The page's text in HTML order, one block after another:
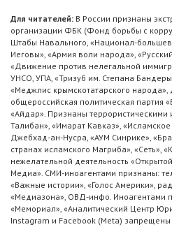
Для читателей: В России признаны
организации ФБК (Фонд борьбы с
Штабы Навального, «Национал-
Иеговы», «Армия воли народа»,
«Движение против нелегальной
УНСО, УПА, «Тризуб им. Степана
«Меджлис крымскотатарского народа»,
общероссийская политическая партия
«Айдар». Признаны
Талибан», «Имарат Кавказ»,
Джебхад-ан-Нусра, «АУМ Синрике»,
странах исламского Магриба», «Сеть»,
нежелательной деятельность
Медиа». СМИ-иноагентами признаны:
«Важные истории», «Голос Америки»,
«Медиазона», ОВД-инфо. Иноагентами
«Мемориал», «Аналитический Центр
Instagram и Facebook (Metа)